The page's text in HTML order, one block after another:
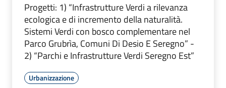
Progetti: 1) “Infrastrutture Verdi a rilevanza
ecologica e di incremento della naturalità.
Sistemi Verdi con bosco complementare nel
Parco Grubrìa, Comuni Di Desio E Seregno” -
2) “Parchi e Infrastrutture Verdi Seregno Est”
Urbanizzazione